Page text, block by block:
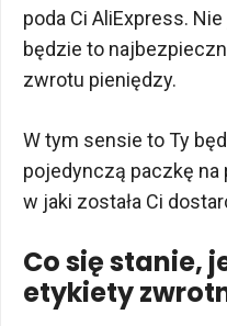
poda Ci AliExpress.
będzie to
zwrotu pieniędzy.
W tym sensie to Ty
pojedynczą paczkę
w jaki została Ci
Co się stanie,
etykiety